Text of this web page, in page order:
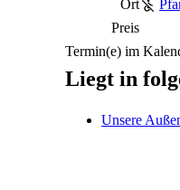
Ort
Preis
Termin(e) im
Liegt in
Unsere